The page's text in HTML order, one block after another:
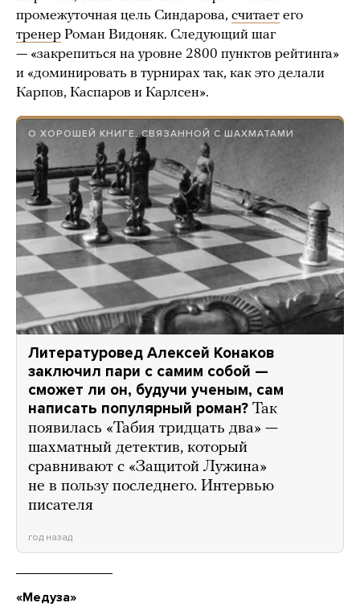
промежуточная цель Синдарова, считает его
тренер Роман Видоняк. Следующий шаг
— «закрепиться на уровне 2800 пунктов рейтинга»
и «доминировать в турнирах так, как это делали
Карпов, Каспаров и Карлсен».
О ХОРОШЕЙ КНИГЕ, СВЯЗАННОЙ С ШАХМАТАМИ
Литературовед Алексей Конаков
заключил пари с самим собой —
сможет ли он, будучи ученым, сам
написать популярный роман? Так
появилась «Табия тридцать два» —
шахматный детектив, который
сравнивают с «Защитой Лужина»
не в пользу последнего. Интервью
писателя
год назад
«Медуза»